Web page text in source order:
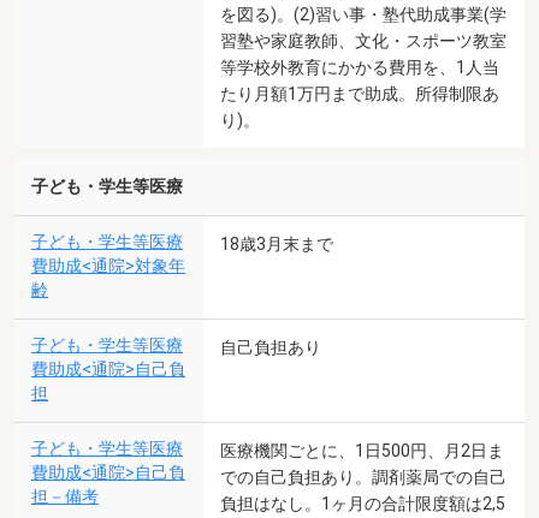
を図る)。(2)習い事・塾代助成事業(学
習塾や家庭教師、文化・スポーツ教室
等学校外教育にかかる費用を、1人当
たり月額1万円まで助成。所得制限あ
り)。
子ども・学生等医療
子ども・学生等医療
費助成<通院>対象年
齢
18歳3月末まで
子ども・学生等医療
費助成<通院>自己負
担
自己負担あり
子ども・学生等医療
費助成<通院>自己負
担－備考
医療機関ごとに、1日500円、月2日ま
での自己負担あり。調剤薬局での自己
負担はなし。1ヶ月の合計限度額は2,5